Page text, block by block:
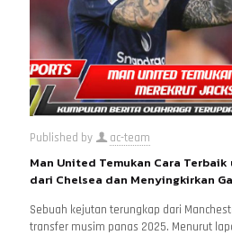
Published by ac-team
Man United Temukan Cara
dari Chelsea dan Menyingkirkan
Sebuah kejutan terungkap dari
transfer musim panas 2025. Menurut